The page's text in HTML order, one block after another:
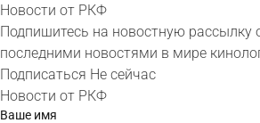
Новости от РКФ
Подпишитесь на новостную рассылку
последними новостями в мире
Подписаться Не сейчас
Новости от РКФ
Ваше имя